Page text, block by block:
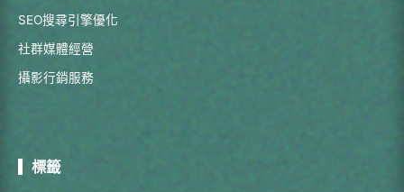
SEO搜尋引擎優化
社群媒體經營
攝影行銷服務
標籤